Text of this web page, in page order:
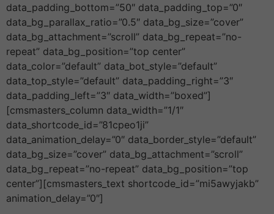
data_padding_bottom=”50″ data_padding_top=”0″
data_bg_parallax_ratio=”0.5″ data_bg_size=”cover”
data_bg_attachment=”scroll” data_bg_repeat=”no-
repeat” data_bg_position=”top center”
data_color=”default” data_bot_style=”default”
data_top_style=”default” data_padding_right=”3″
data_padding_left=”3″ data_width=”boxed”]
[cmsmasters_column data_width=”1/1″
data_shortcode_id=”81cpeo1ji”
data_animation_delay=”0″ data_border_style=”default”
data_bg_size=”cover” data_bg_attachment=”scroll”
data_bg_repeat=”no-repeat” data_bg_position=”top
center”][cmsmasters_text shortcode_id=”mi5awyjakb”
animation_delay=”0″]